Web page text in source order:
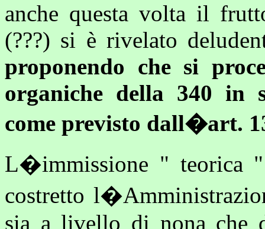
anche questa volta il
(???) si è rivelato
proponendo che si
organiche della 340 in
come previsto dall�art.
L�immissione " teorica
costretto
sia a livello di nona che